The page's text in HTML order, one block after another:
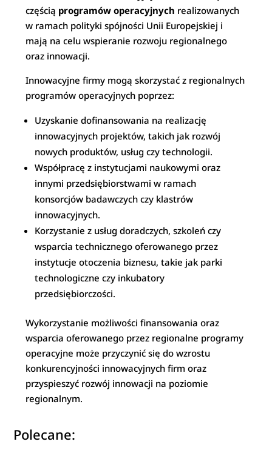
częścią programów operacyjnych realizowanych
w ramach polityki spójności Unii Europejskiej i
mają na celu wspieranie rozwoju regionalnego
oraz innowacji.
Innowacyjne firmy mogą skorzystać z regionalnych
programów operacyjnych poprzez:
Uzyskanie dofinansowania na realizację
innowacyjnych projektów, takich jak rozwój
nowych produktów, usług czy technologii.
Współpracę z instytucjami naukowymi oraz
innymi przedsiębiorstwami w ramach
konsorcjów badawczych czy klastrów
innowacyjnych.
Korzystanie z usług doradczych, szkoleń czy
wsparcia technicznego oferowanego przez
instytucje otoczenia biznesu, takie jak parki
technologiczne czy inkubatory
przedsiębiorczości.
Wykorzystanie możliwości finansowania oraz
wsparcia oferowanego przez regionalne programy
operacyjne może przyczynić się do wzrostu
konkurencyjności innowacyjnych firm oraz
przyspieszyć rozwój innowacji na poziomie
regionalnym.
Polecane: